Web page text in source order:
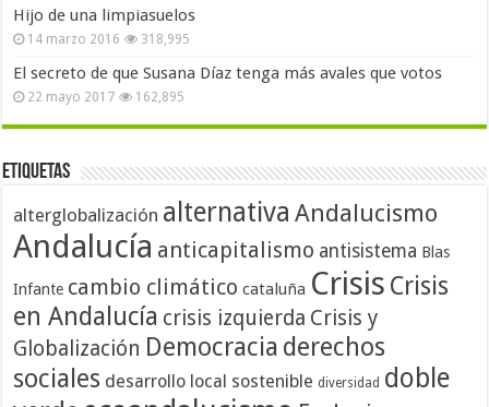
Hijo de una limpiasuelos
14 marzo 2016 318,995
El secreto de que Susana Díaz tenga más avales que votos
22 mayo 2017 162,895
Etiquetas
alterglobalización alternativa Andalucismo
Andalucía anticapitalismo antisistema Blas
Infante cambio climático cataluña Crisis Crisis
en Andalucía crisis izquierda Crisis y
Globalización Democracia derechos
sociales desarrollo local sostenible diversidad doble